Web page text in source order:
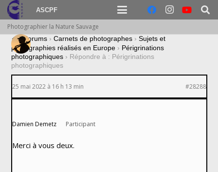
ASCPF
Photographier la Nature Sauvage
› Forums › Carnets de photographes › Sujets et
photographies réalisés en Europe › Périgrinations
photographiques › Répondre à : Périgrinations
photographiques
25 mai 2022 à 16 h 13 min #28288
Damien Demetz Participant
Merci à vous deux.